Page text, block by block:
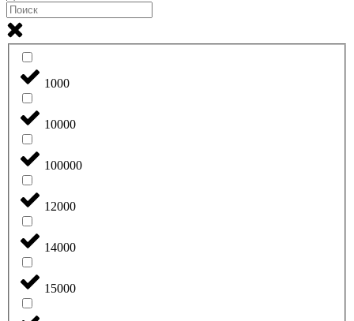
1000
10000
100000
12000
14000
15000